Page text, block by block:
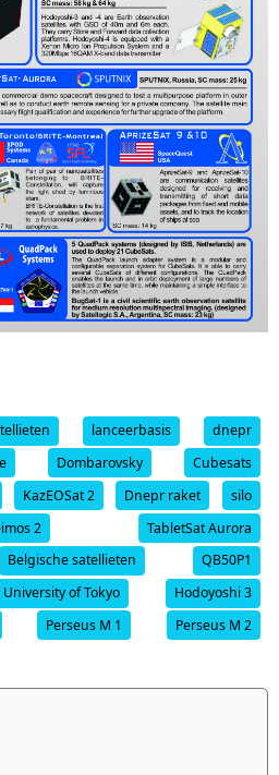
lanceerbasis
dnepr
Dombarovsky
Cubesats
KazEOSat 2 Dnepr raket
silo
2
TabletSat Aurora
Belgische satellieten
QB50P1
University of Tokyo
Hodoyoshi 3
Perseus M 1
Perseus M 2